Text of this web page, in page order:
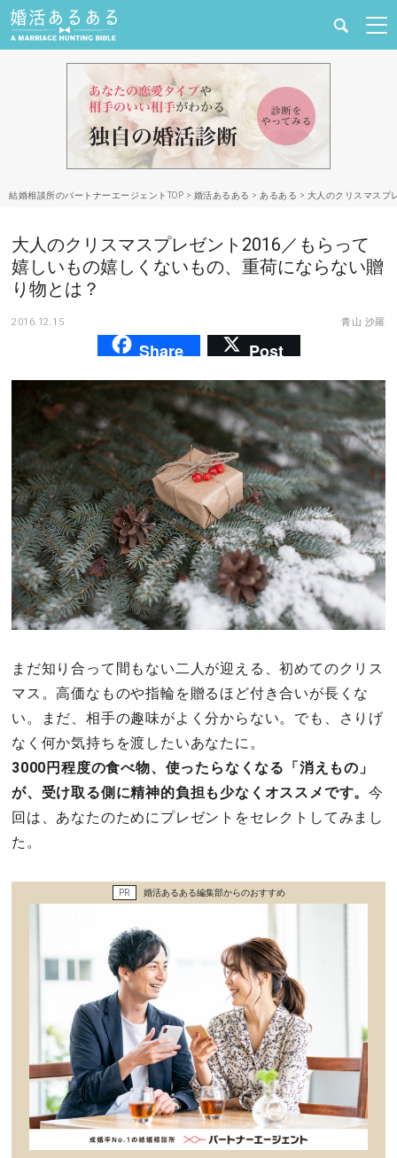
合コン・街コン
マッチングアプリ
あるある
その他
ドキドキ
仕事とキャリア
特集
占い・診断
ファッション・美容
グルメ
趣味・旅行
セックスライフ
感動
カルチャー・トレンド・芸能
驚き
結婚相談所のパートナーエージェントTOP > 婚活あるある > あるある > 大人のクリスマスプ
大人のクリスマスプレゼント2016／もらって
嬉しいもの嬉しくないもの、重荷にならない贈
り物とは？
2016.12.15 青山 沙羅
Share Post
まだ知り合って間もない二人が迎える、初めてのクリス
マス。高価なものや指輪を贈るほど付き合いが長くな
い。まだ、相手の趣味がよく分からない。でも、さりげ
なく何か気持ちを渡したいあなたに。
3000円程度の食べ物、使ったらなくなる「消えもの」
が、受け取る側に精神的負担も少なくオススメです。今
回は、あなたのためにプレゼントをセレクトしてみまし
た。
PR 婚活あるある編集部からのおすすめ